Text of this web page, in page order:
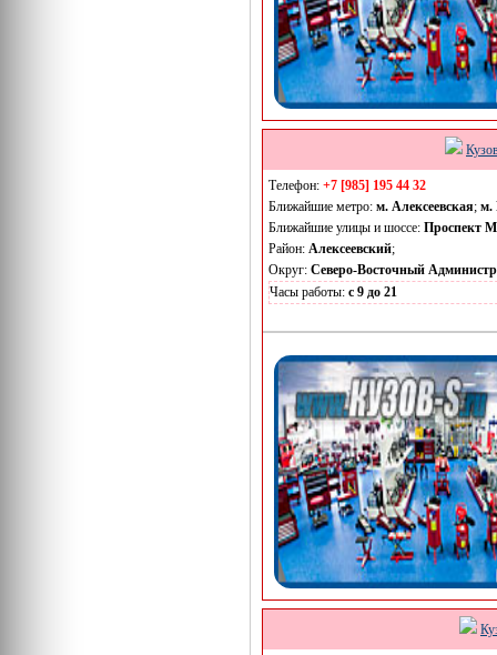
Телефон: +7 [985] 195 44 32
Ближайшие метро: м. Алексеевская; м.
Ближайшие улицы и шоссе: Проспект
Район: Алексеевский;
Округ: Северо-Восточный
Часы работы: с 9 до 21